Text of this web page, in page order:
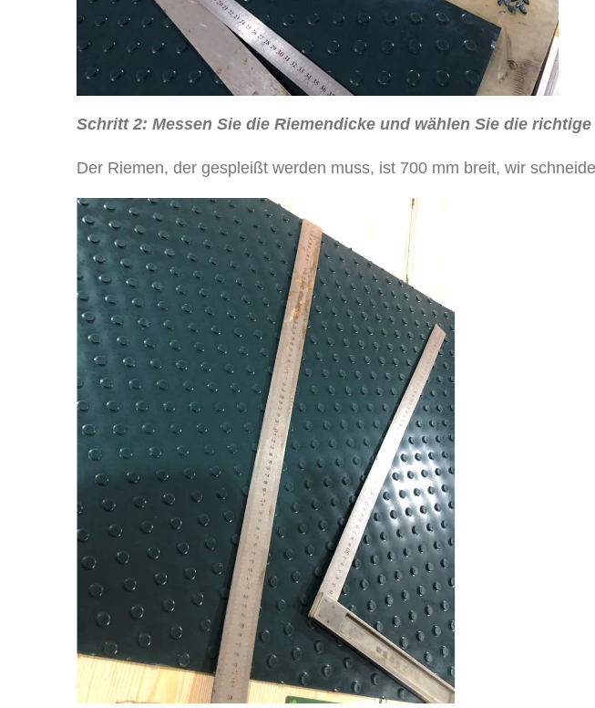
Schritt 2: Messen Sie die Riemendicke und wählen Sie die
Der Riemen, der gespleißt werden muss, ist 700 mm breit, wir